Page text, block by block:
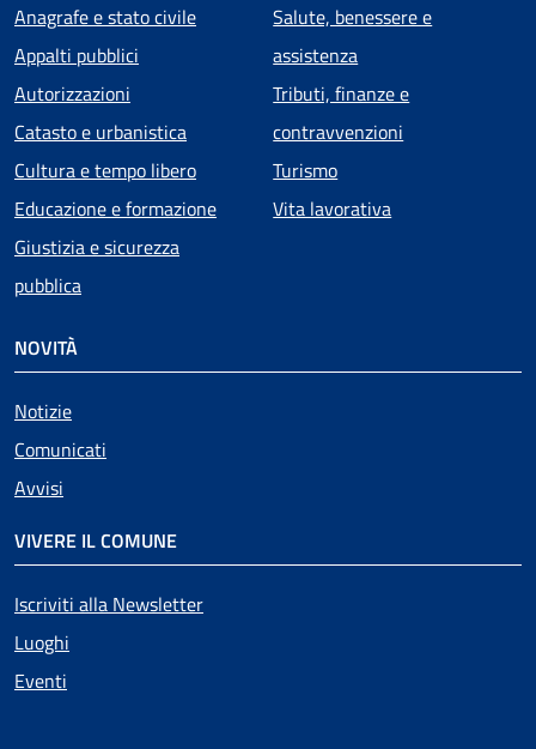
Anagrafe e stato civile
Appalti pubblici
Autorizzazioni
Catasto e urbanistica
Cultura e tempo libero
Educazione e formazione
Giustizia e sicurezza
pubblica
Salute, benessere e
assistenza
Tributi, finanze e
contravvenzioni
Turismo
Vita lavorativa
NOVITÀ
Notizie
Comunicati
Avvisi
VIVERE IL COMUNE
Iscriviti alla Newsletter
Luoghi
Eventi